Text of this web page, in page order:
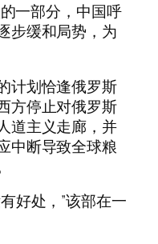
一部分，中国呼
步缓和局势，为
计划恰逢俄罗斯
方停止对俄罗斯
道主义走廊，并
中断导致全球粮
好处，”该部在一